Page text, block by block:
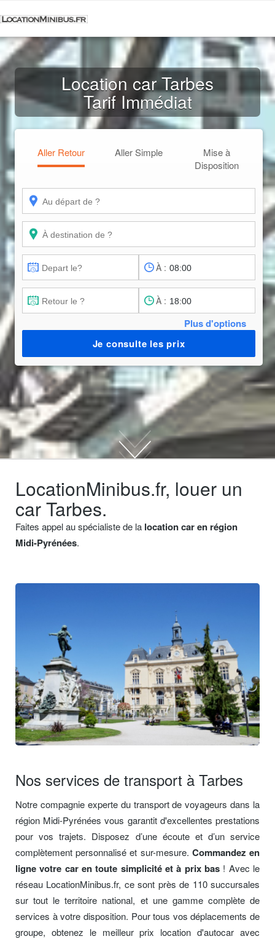
Location car Tarbes
Tarif Immédiat
Aller Retour Aller Simple
Mise à
Disposition
À :
À :
Plus d'options
Je consulte les prix
LocationMinibus.fr, louer un
car Tarbes.
Faites appel au spécialiste de la location car en région
Midi-Pyrénées.
Nos services de transport à Tarbes
Notre compagnie experte du transport de voyageurs dans la
région Midi-Pyrénées vous garantit d'excellentes prestations
pour vos trajets. Disposez d’une écoute et d’un service
complètement personnalisé et sur-mesure. Commandez en
ligne votre car en toute simplicité et à prix bas ! Avec le
réseau LocationMinibus.fr, ce sont près de 110 succursales
sur tout le territoire national, et une gamme complète de
services à votre disposition. Pour tous vos déplacements de
groupe, obtenez le meilleur prix location d'autocar avec